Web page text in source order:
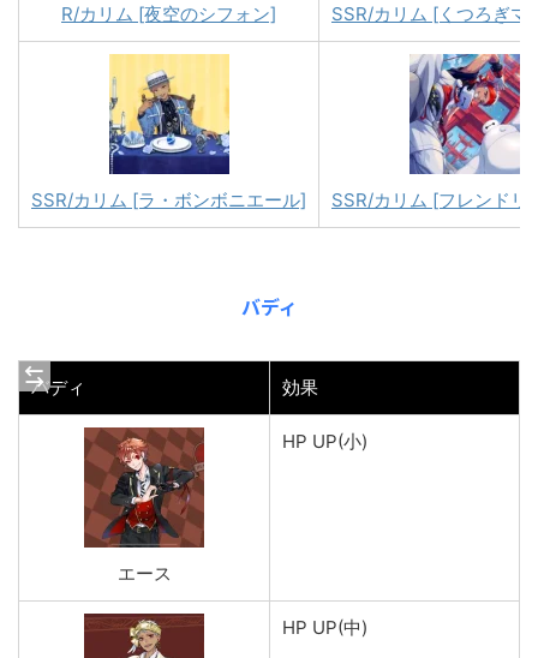
R/カリム [夜空のシフォン] SSR/カリム [くつろぎマ
SSR/カリム [ラ・ボンボニエール] SSR/カリム [フレンドリ
バディ
バディ 効果
エース
HP UP(小)
HP UP(中)